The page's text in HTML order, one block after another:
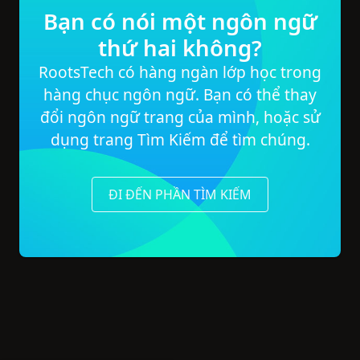
Bạn có nói một ngôn ngữ
thứ hai không?
RootsTech có hàng ngàn lớp học trong
hàng chục ngôn ngữ. Bạn có thể thay
đổi ngôn ngữ trang của mình, hoặc sử
dụng trang Tìm Kiếm để tìm chúng.
ĐI ĐẾN PHẦN TÌM KIẾM